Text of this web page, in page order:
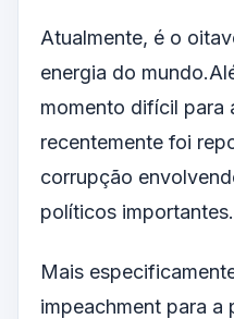
Atualmente, é o
energia do
momento difícil para
recentemente foi
corrupção
políticos importantes.
Mais
impeachment para a